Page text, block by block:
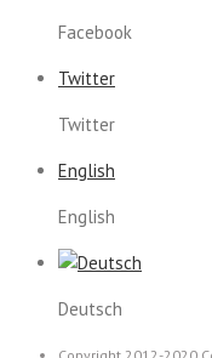
Facebook
Twitter
Twitter
English
English
Deutsch